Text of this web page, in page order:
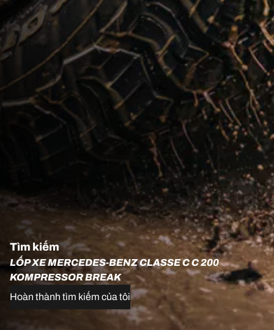
Tìm kiếm
LỐP XE MERCEDES-BENZ CLASSE C C 200
KOMPRESSOR BREAK
Hoàn thành tìm kiếm của tôi